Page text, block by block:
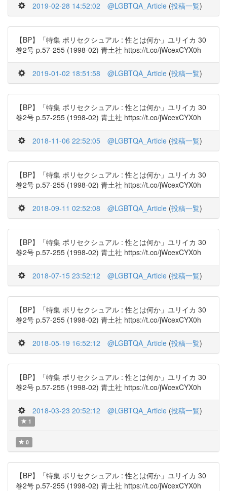
2019-02-28 14:52:02 @LGBTQA_Article (投稿一覧)
【BP】「特集 ポリセクシュアル : 性とは何か」ユリイカ 30
巻2号 p.57-255 (1998-02) 青土社 https://t.co/jWcexCYX0h
2019-01-02 18:51:58 @LGBTQA_Article (投稿一覧)
【BP】「特集 ポリセクシュアル : 性とは何か」ユリイカ 30
巻2号 p.57-255 (1998-02) 青土社 https://t.co/jWcexCYX0h
2018-11-06 22:52:05 @LGBTQA_Article (投稿一覧)
【BP】「特集 ポリセクシュアル : 性とは何か」ユリイカ 30
巻2号 p.57-255 (1998-02) 青土社 https://t.co/jWcexCYX0h
2018-09-11 02:52:08 @LGBTQA_Article (投稿一覧)
【BP】「特集 ポリセクシュアル : 性とは何か」ユリイカ 30
巻2号 p.57-255 (1998-02) 青土社 https://t.co/jWcexCYX0h
2018-07-15 23:52:12 @LGBTQA_Article (投稿一覧)
【BP】「特集 ポリセクシュアル : 性とは何か」ユリイカ 30
巻2号 p.57-255 (1998-02) 青土社 https://t.co/jWcexCYX0h
2018-05-19 16:52:12 @LGBTQA_Article (投稿一覧)
【BP】「特集 ポリセクシュアル : 性とは何か」ユリイカ 30
巻2号 p.57-255 (1998-02) 青土社 https://t.co/jWcexCYX0h
2018-03-23 20:52:12 @LGBTQA_Article (投稿一覧)
1
0
【BP】「特集 ポリセクシュアル : 性とは何か」ユリイカ 30
巻2号 p.57-255 (1998-02) 青土社 https://t.co/jWcexCYX0h